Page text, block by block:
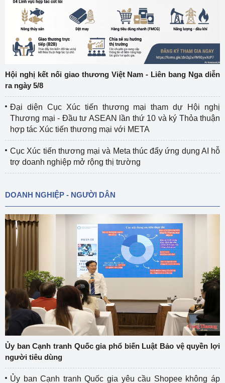
Hội nghị kết nối giao thương Việt Nam - Liên bang Nga diễn
ra ngày 5/8
Đại diện Cục Xúc tiến thương mại tham dự Hội nghị
Thương mại - Đầu tư ASEAN lần thứ 10 và ký Thỏa thuận
hợp tác Xúc tiến thương mại với META
Cục Xúc tiến thương mại và Meta thúc đẩy ứng dụng AI hỗ
trợ doanh nghiệp mở rộng thị trường
DOANH NGHIỆP - NGƯỜI DÂN
Ủy ban Cạnh tranh Quốc gia phổ biến Luật Bảo vệ quyền lợi
người tiêu dùng
Ủy ban Cạnh tranh Quốc gia yêu cầu Shopee không áp